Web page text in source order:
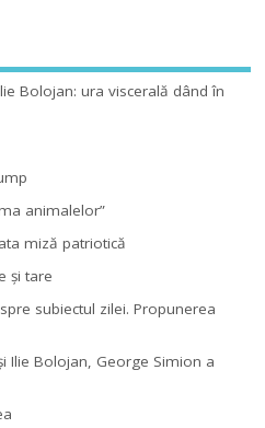
Bolojan: ura viscerală dând în
animalelor”
miză patriotică
şi tare
subiectul zilei. Propunerea
Ilie Bolojan, George Simion a